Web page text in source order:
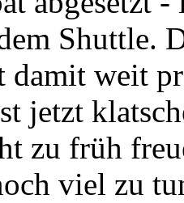
Shuttle.
damit weit
jetzt
zu früh
viel zu